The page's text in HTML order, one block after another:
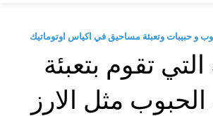
التي تقوم بتعبئة
مثل الارز